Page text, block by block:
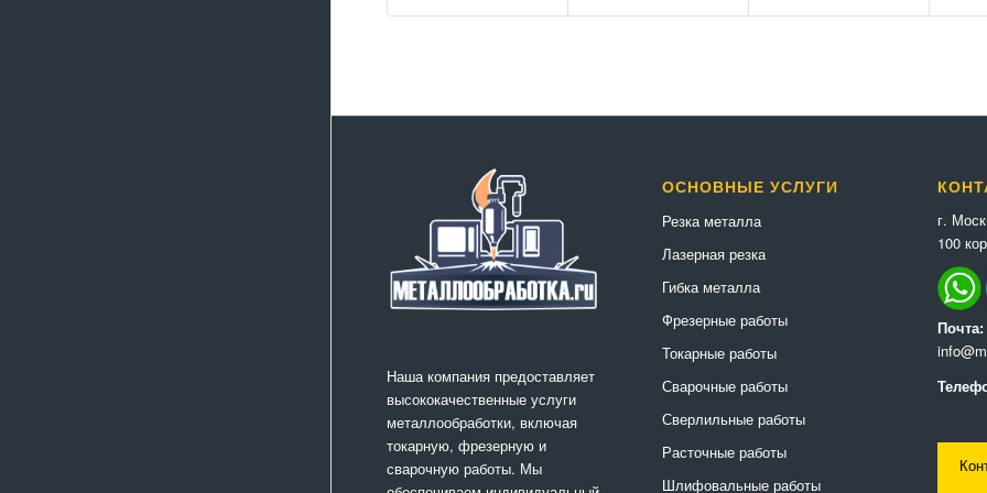
Наша компания предоставляет
высококачественные услуги
металлообработки, включая
токарную, фрезерную и
сварочную работы. Мы
ОСНОВНЫЕ УСЛУГИ
Резка металла
Лазерная резка
Гибка металла
Фрезерные работы
Токарные работы
Сварочные работы
Сверлильные работы
Расточные работы
Шлифовальные работы
г.
100
Почта: